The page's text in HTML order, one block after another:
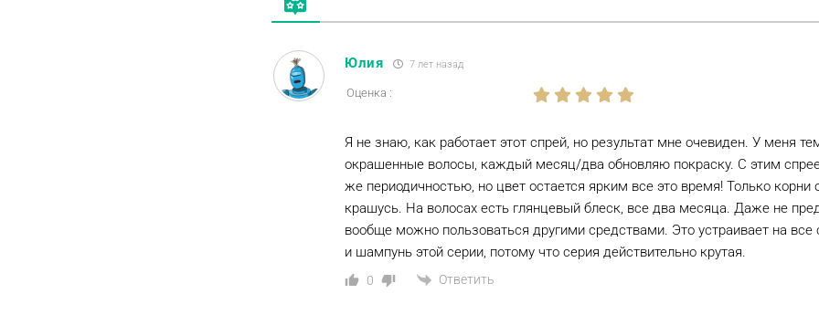
Юлия 7 лет назад
Оценка :
Я не знаю, как работает этот спрей, но результат мне очевиден. У меня
окрашенные волосы, каждый месяц/два обновляю покраску. С этим
же периодичностью, но цвет остается ярким все это время! Только корни
крашусь. На волосах есть глянцевый блеск, все два месяца. Даже не
вообще можно пользоваться другими средствами. Это устраивает на
и шампунь этой серии, потому что серия действительно крутая.
0 Ответить